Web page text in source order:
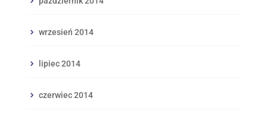
wrzesień 2014
lipiec 2014
czerwiec 2014